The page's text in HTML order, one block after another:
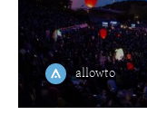
allowto